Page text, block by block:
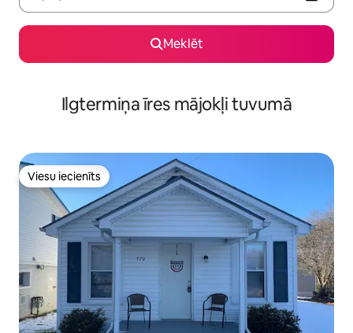
Meklēt
Ilgtermiņa īres mājokļi tuvumā
Viesu iecienīts
Viesu iecienīts